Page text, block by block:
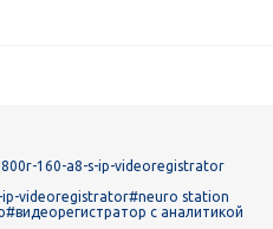
160-a8-s-ip-videoregistrator
ip-videoregistrator#neuro station
#видеорегистратор с аналитикой